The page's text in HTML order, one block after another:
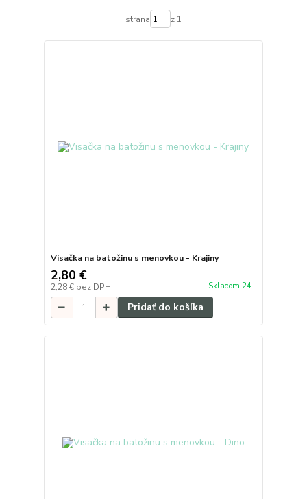
strana z 1
Visačka na batožinu s menovkou - Krajiny
2,80 €
2,28 € bez DPH Skladom 24
Pridať do košíka